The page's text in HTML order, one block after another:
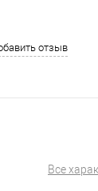
отзыв
Все